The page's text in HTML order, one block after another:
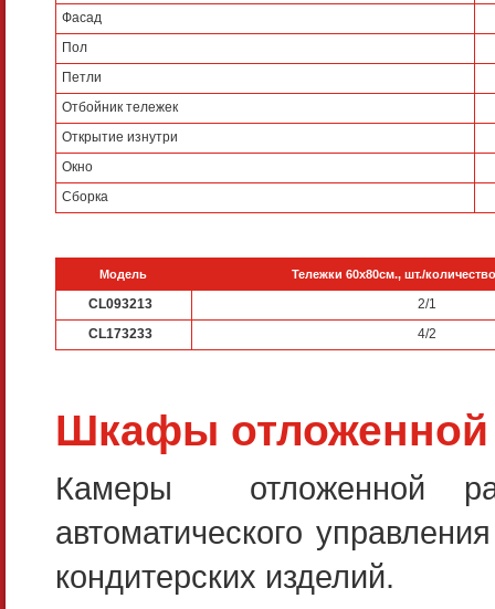
Фасад
Пол
Петли
Отбойник тележек
Открытие изнутри
Окно
Сборка
Модель Тележки 60х80см., шт./
CL093213
2/1
CL173233
4/2
Шкафы отложенной
Камеры отложенной
автоматического
кондитерских изделий.